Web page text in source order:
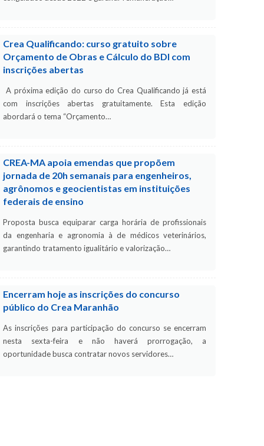
Crea Qualificando: curso gratuito sobre
Orçamento de Obras e Cálculo do BDI com
inscrições abertas
A próxima edição do curso do Crea Qualificando já está
com inscrições abertas gratuitamente. Esta edição
abordará o tema “Orçamento…
CREA-MA apoia emendas que propõem
jornada de 20h semanais para engenheiros,
agrônomos e geocientistas em instituições
federais de ensino
Proposta busca equiparar carga horária de profissionais
da engenharia e agronomia à de médicos veterinários,
garantindo tratamento igualitário e valorização…
Encerram hoje as inscrições do concurso
público do Crea Maranhão
As inscrições para participação do concurso se encerram
nesta sexta-feira e não haverá prorrogação, a
oportunidade busca contratar novos servidores…